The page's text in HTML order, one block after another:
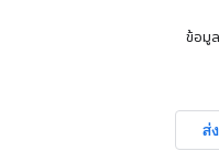
ข้อมู
ส่